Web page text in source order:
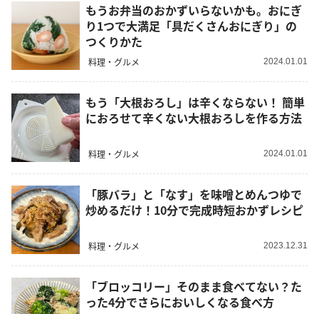
もうお弁当のおかずいらないかも。おにぎ
り1つで大満足「具だくさんおにぎり」の
つくりかた
料理・グルメ 2024.01.01
もう「大根おろし」は辛くならない！ 簡単
におろせて辛くない大根おろしを作る方法
料理・グルメ 2024.01.01
「豚バラ」と「なす」を味噌とめんつゆで
炒めるだけ！10分で完成時短おかずレシピ
料理・グルメ 2023.12.31
「ブロッコリー」そのまま食べてない？た
った4分でさらにおいしくなる食べ方